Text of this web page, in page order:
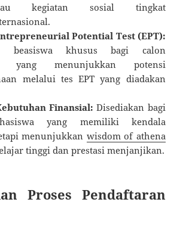
kegiatan sosial tingkat
Potential Test (EPT):
beasiswa khusus bagi calon
yang menunjukkan potensi
melalui tes EPT yang diadakan
Finansial: Disediakan bagi
yang memiliki kendala
menunjukkan wisdom of athena
tinggi dan prestasi menjanjikan.
Proses Pendaftaran